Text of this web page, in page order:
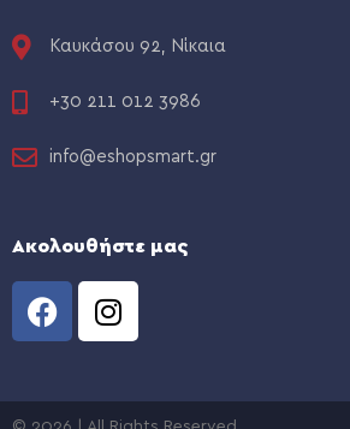
Καυκάσου 92, Νίκαια
+30 211 012 3986
info@eshopsmart.gr
Ακολουθήστε μας